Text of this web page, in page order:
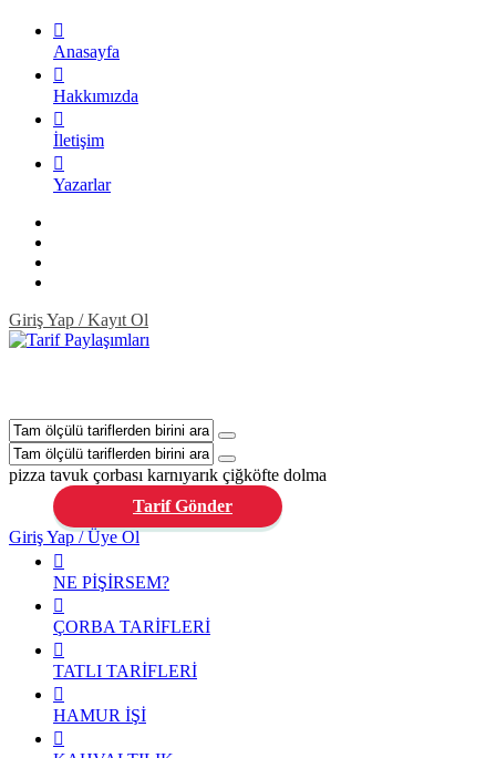
Anasayfa
Hakkımızda
İletişim
Yazarlar
Giriş Yap / Kayıt Ol
pizza tavuk çorbası karnıyarık çiğköfte dolma
Tarif Gönder
Giriş Yap / Üye Ol
NE PİŞİRSEM?
ÇORBA TARİFLERİ
TATLI TARİFLERİ
HAMUR İŞİ